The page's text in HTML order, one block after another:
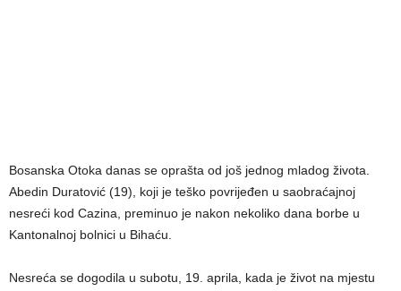
Bosanska Otoka danas se oprašta od još jednog mladog života.
Abedin Duratović (19), koji je teško povrijeđen u saobraćajnoj
nesreći kod Cazina, preminuo je nakon nekoliko dana borbe u
Kantonalnoj bolnici u Bihaću.
Nesreća se dogodila u subotu, 19. aprila, kada je život na mjestu